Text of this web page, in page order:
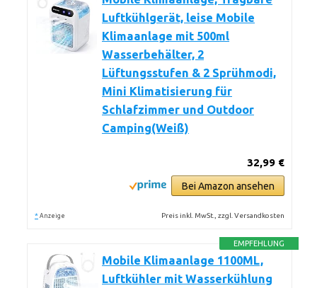
Luftkühlgerät, leise Mobile
Klimaanlage mit 500ml
Wasserbehälter, 2
Lüftungsstufen & 2 Sprühmodi,
Mini Klimatisierung für
Schlafzimmer und Outdoor
Camping(Weiß)
32,99 €
Bei Amazon ansehen
* Anzeige Preis inkl. MwSt., zzgl. Versandkosten
EMPFEHLUNG
Mobile Klimaanlage 1100ML,
Luftkühler mit Wasserkühlung